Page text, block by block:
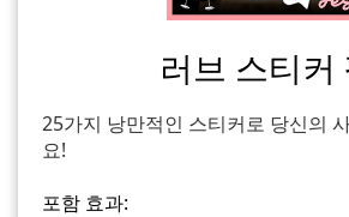
러브 스티커
25가지 낭만적인 스티커로 당신의
요!
포함 효과: